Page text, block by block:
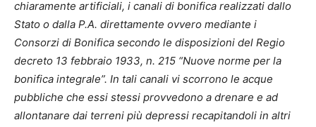
chiaramente artificiali, i canali di bonifica realizzati dallo
Stato o dalla P.A. direttamente ovvero mediante i
Consorzi di Bonifica secondo le disposizioni del Regio
decreto 13 febbraio 1933, n. 215 “Nuove norme per la
bonifica integrale”. In tali canali vi scorrono le acque
pubbliche che essi stessi provvedono a drenare e ad
allontanare dai terreni più depressi recapitandoli in altri